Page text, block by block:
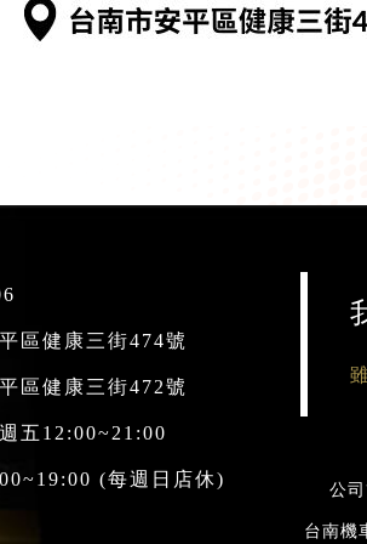
區健康三街474號
區健康三街472號
五12:00~21:00
(每週日店休)
公
台南機